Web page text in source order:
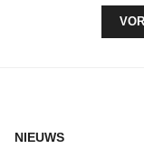
NIEUWS